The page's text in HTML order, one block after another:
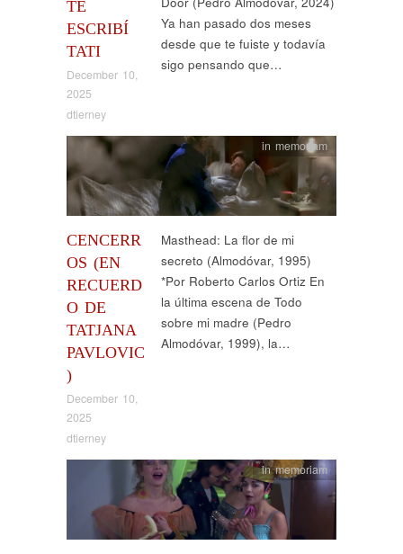
TE
ESCRIBÍ
TATI
December 10,
2025
dtierney
Ya han pasado dos meses
desde que te fuiste y todavía
sigo pensando que…
CENCERR
OS (EN
RECUERD
O DE
TATJANA
PAVLOVIC
)
December 10,
2025
dtierney
in memoriam
Masthead: La flor de mi
secreto (Almodóvar, 1995)
*Por Roberto Carlos Ortiz En
la última escena de Todo
sobre mi madre (Pedro
Almodóvar, 1999), la…
in memoriam